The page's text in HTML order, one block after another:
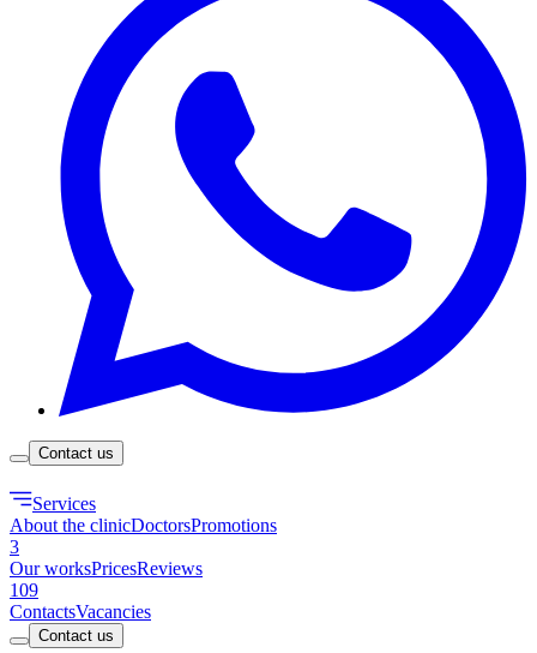
Contact us
Services
About the clinicDoctorsPromotions
3
Our worksPricesReviews
109
ContactsVacancies
Contact us